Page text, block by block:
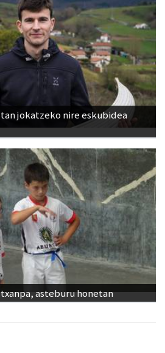
jokatzeko nire eskubidea
txanpa, asteburu honetan